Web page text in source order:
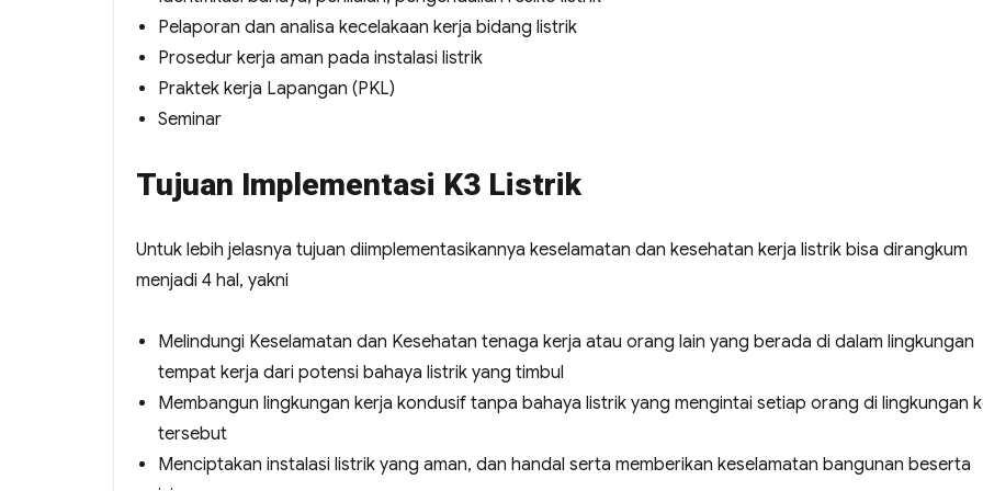
Pelaporan dan analisa kecelakaan kerja bidang listrik
Prosedur kerja aman pada instalasi listrik
Praktek kerja Lapangan (PKL)
Seminar
Tujuan Implementasi K3 Listrik
Untuk lebih jelasnya tujuan diimplementasikannya keselamatan dan kesehatan kerja listrik bisa dirangkum
menjadi 4 hal, yakni
Melindungi Keselamatan dan Kesehatan tenaga kerja atau orang lain yang berada di dalam lingkungan
tempat kerja dari potensi bahaya listrik yang timbul
Membangun lingkungan kerja kondusif tanpa bahaya listrik yang mengintai setiap orang di lingkungan
tersebut
Menciptakan instalasi listrik yang aman, dan handal serta memberikan keselamatan bangunan beserta